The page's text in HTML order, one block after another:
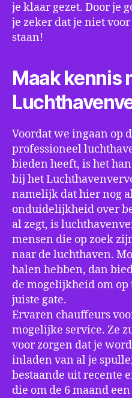
je klaar gezet. Door je
je zeker dat je niet
staan!
Maak kennis
Voordat we ingaan op
professioneel
bieden heeft, is het
bij het
namelijk dat hier nog
onduidelijkheid over
al zegt, is
mensen die op zoek
naar de luchthaven.
halen hebben, dan
de mogelijkheid om
juiste gate.
Ervaren chauffeurs
mogelijke service. Ze
voor zorgen dat je
inladen van al je
bestaande uit recente
die om de 6 maand